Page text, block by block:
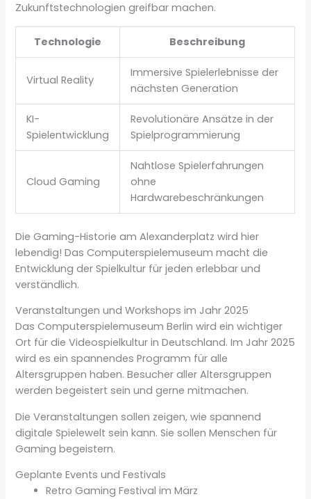
Zukunftstechnologien greifbar machen.
Technologie Beschreibung
Virtual Reality
Immersive Spielerlebnisse der
nächsten Generation
KI-
Spielentwicklung
Revolutionäre Ansätze in der
Spielprogrammierung
Cloud Gaming
Nahtlose Spielerfahrungen
ohne
Hardwarebeschränkungen
Die Gaming-Historie am Alexanderplatz wird hier
lebendig! Das Computerspielemuseum macht die
Entwicklung der Spielkultur für jeden erlebbar und
verständlich.
Veranstaltungen und Workshops im Jahr 2025
Das Computerspielemuseum Berlin wird ein wichtiger
Ort für die Videospielkultur in Deutschland. Im Jahr 2025
wird es ein spannendes Programm für alle
Altersgruppen haben. Besucher aller Altersgruppen
werden begeistert sein und gerne mitmachen.
Die Veranstaltungen sollen zeigen, wie spannend
digitale Spielewelt sein kann. Sie sollen Menschen für
Gaming begeistern.
Geplante Events und Festivals
Retro Gaming Festival im März